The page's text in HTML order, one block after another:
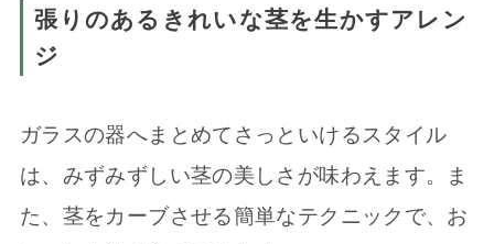
張りのあるきれいな茎を生かすアレン
ジ
ガラスの器へまとめてさっといけるスタイル
は、みずみずしい茎の美しさが味わえます。ま
た、茎をカーブさせる簡単なテクニックで、お